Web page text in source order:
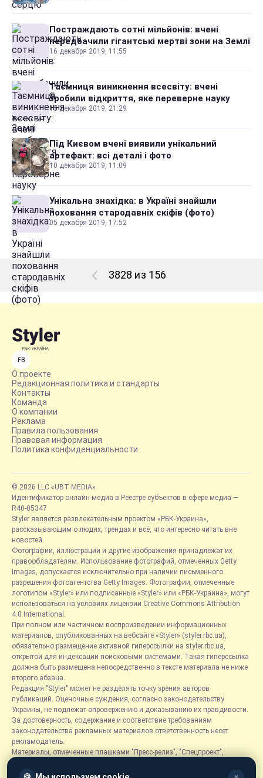
Постраждають сотні мільйонів: вчені
передбачили гігантські мертві зони на Землі
16 декабря 2019, 11:55
Таємниця виникнення всесвіту: вчені
зробили відкриття, яке переверне науку
15 декабря 2019, 21:29
Під Києвом вчені виявили унікальний
артефакт: всі деталі і фото
10 декабря 2019, 11:09
Унікальна знахідка: в Україні знайшли
поховання стародавніх скіфів (фото)
05 декабря 2019, 17:52
3828 из 156
FB
О проекте
Редакционная политика и стандарты
Контакты
Команда
О компании
Реклама
Правила пользования
Правовая информация
Политика конфиденциальности
© 2026 LLC «UBT MEDIA»
Идентификатор онлайн-медиа в Реестре субъектов в сфере медиа —
R40-05347
Styler является развлекательным проектом «РБК-Украина»,
рассказывающим о людях, трендах и всё, что интересно читать вне
новостей.
Фотографии, иллюстрации и другие изображения принадлежат их
правообладателям. Использование фотографий, отмеченных Getty
Images, допускается исключительно при наличии письменного
разрешения фотоагентства Getty Images. Фотографии, отмеченные
логотипом «Styler» или подписанные «Styler» или «РБК-Украина», могут
использоваться на условиях лицензии Creative Commons Attribution
4.0 International.
При полном или частичном воспроизведении информационных
материалов, опубликованных на вебсайте «Styler» (styler.rbc.ua),
обязательно размещение активной гиперссылки на styler.rbc.ua,
открытой для индексации поисковыми системами. Такая гиперссылка
должна быть размещена непосредственно в тексте материала не ниже
второго абзаца.
Редакция "Styler" может не разделять точку зрения авторов
публикаций. Оценочные суждения, согласно законодательству
Украины, не подлежат опровержению и доказыванию их правдивости.
За достоверность, содержание и соответствие требованиям
законодательства рекламных материалов ответственность несет
рекламодатель.
Материалы, отмеченные плашками "Пресс-релиз", "Спецпроект",
размещаются на правах рекламы.